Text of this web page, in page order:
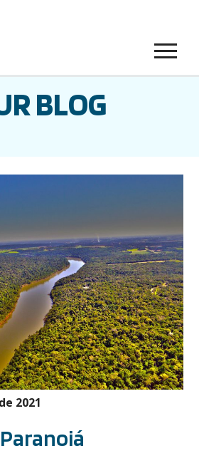
Menu
BLOG
2021